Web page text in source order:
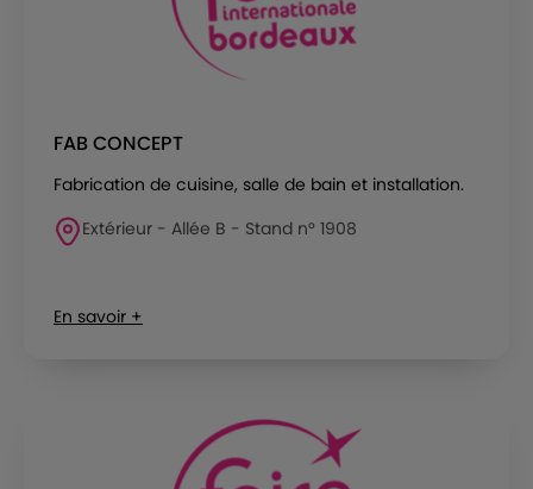
FAB CONCEPT
Fabrication de cuisine, salle de bain et installation.
Extérieur - Allée B - Stand n° 1908
En savoir +